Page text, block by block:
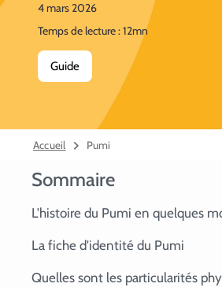
4 mars 2026
Temps de lecture : 12mn
Guide
Accueil Pumi
Sommaire
L'histoire du Pumi en quelques
La fiche d'identité du Pumi
Quelles sont les particularités